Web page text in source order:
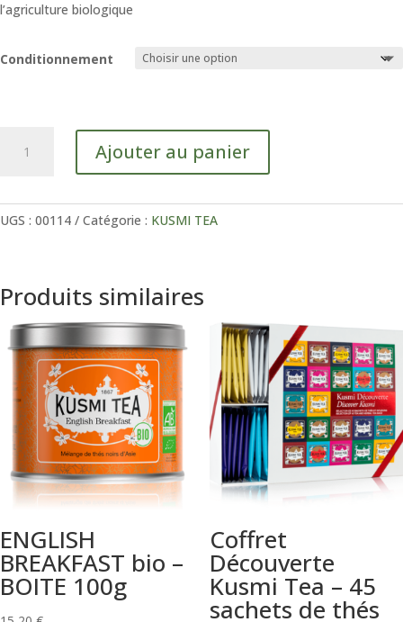
l’agriculture biologique
Conditionnement
bio
Ajouter au panier
UGS : 00114 Catégorie : KUSMI TEA
Produits similaires
ENGLISH
BREAKFAST bio –
BOITE 100g
Coffret
Découverte
Kusmi Tea – 45
sachets de thés